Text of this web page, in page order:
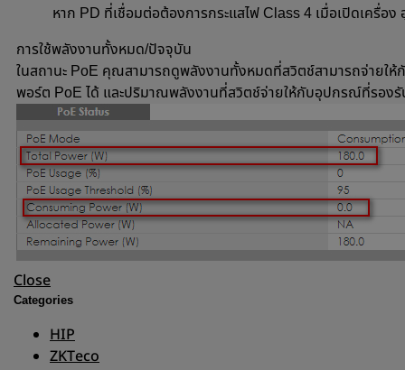
หาก PD ที่เชื่อมต่อต้องการกระแสไฟ Class 4 เมื่อเปิดเครื่อง
การใช้พลังงานทั้งหมด/ปัจจุบัน
ในสถานะ PoE คุณสามารถดูพลังงานทั้งหมดที่สวิตช์สามารถจ่าย
พอร์ต PoE ได้ และปริมาณพลังงานที่สวิตช์จ่ายให้กับอุปกรณ์ที่รอง
Close
Categories
HIP
ZKTeco